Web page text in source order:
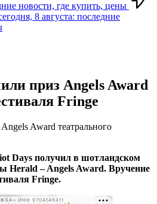
новости, где купить, цены
8 августа: последние
приз Angels Award
Fringe
Award театрального
Days получил в шотландском
Herald – Angels Award. Вручение
Fringe.
ИНН 9704146411